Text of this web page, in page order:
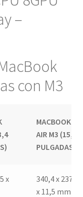
–
con M3
MACBOOK
AIR M3 (15,3
PULGADAS)
x
340,4 x 237,6
x 11,5 mm